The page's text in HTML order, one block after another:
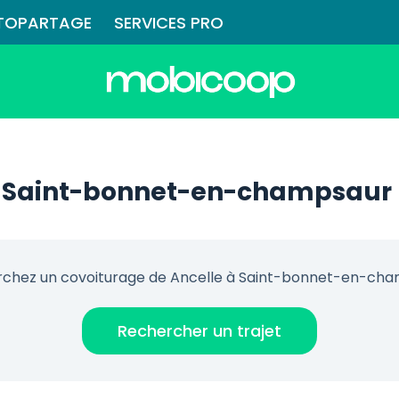
SERVICES PRO
bonnet-en-champsaur
un covoiturage de Ancelle à Saint-bonnet-en-
Rechercher un trajet